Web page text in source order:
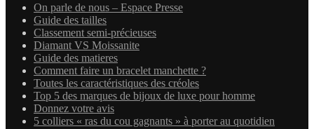
On parle de nous – Espace Presse
Guide des tailles
Classement semi-précieuses
Diamant VS Moissanite
Guide des matieres
Comment faire un bracelet manchette ?
Toutes les caractéristiques des créoles
Top 5 des marques de bijoux de luxe pour homme
Donnez votre avis
5 colliers « ras du cou gagnants » à porter au quotidien